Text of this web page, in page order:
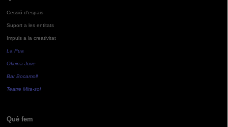
Cessió d'espais
Suport a les entitats
Impuls a la creativitat
La Pua
Oficina Jove
Bar Bocamoll
Teatre Mira-sol
Què fem